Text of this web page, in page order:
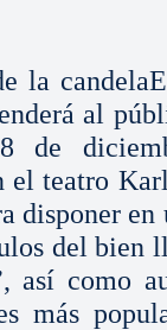
la
al
de
el teatro
disponer en
del bien
así como
más